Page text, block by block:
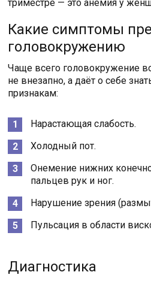
триместре — это анемия у
Какие симптомы
головокружению
Чаще всего головокружение
не внезапно, а даёт о себе
признакам:
Нарастающая слабость.
Холодный пот.
Онемение нижних
пальцев рук и ног.
Нарушение зрения
Пульсация в области
Диагностика